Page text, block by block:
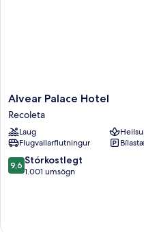
Alvear
Palace
Hotel
Recoleta
Alvear Palace Hotel
Recoleta
Laug
Flugvallarflutningur
9.6
af
9,6 Stórkostlegt
1.001 umsögn